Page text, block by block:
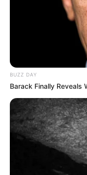
BUZZ DAY
Barack Finally Reveals